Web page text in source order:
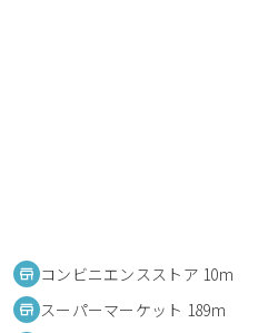
コンビニエンスストア 10m
スーパーマーケット 189m